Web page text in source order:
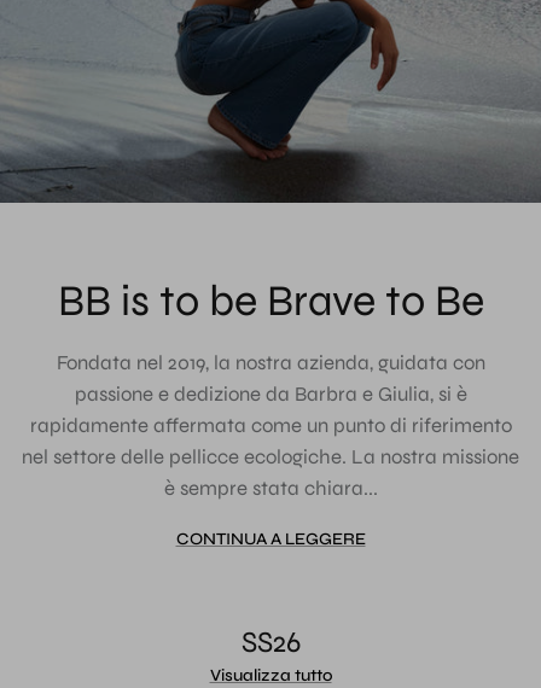
BB is to be Brave to Be
Fondata nel 2019, la nostra azienda, guidata con
passione e dedizione da Barbra e Giulia, si è
rapidamente affermata come un punto di riferimento
nel settore delle pellicce ecologiche. La nostra missione
è sempre stata chiara...
CONTINUA A LEGGERE
SS26
Visualizza tutto